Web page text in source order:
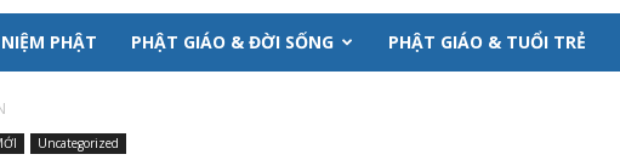
PHẬT PHẬT GIÁO & ĐỜI SỐNG PHẬT GIÁO & TUỔI TRẺ
Uncategorized